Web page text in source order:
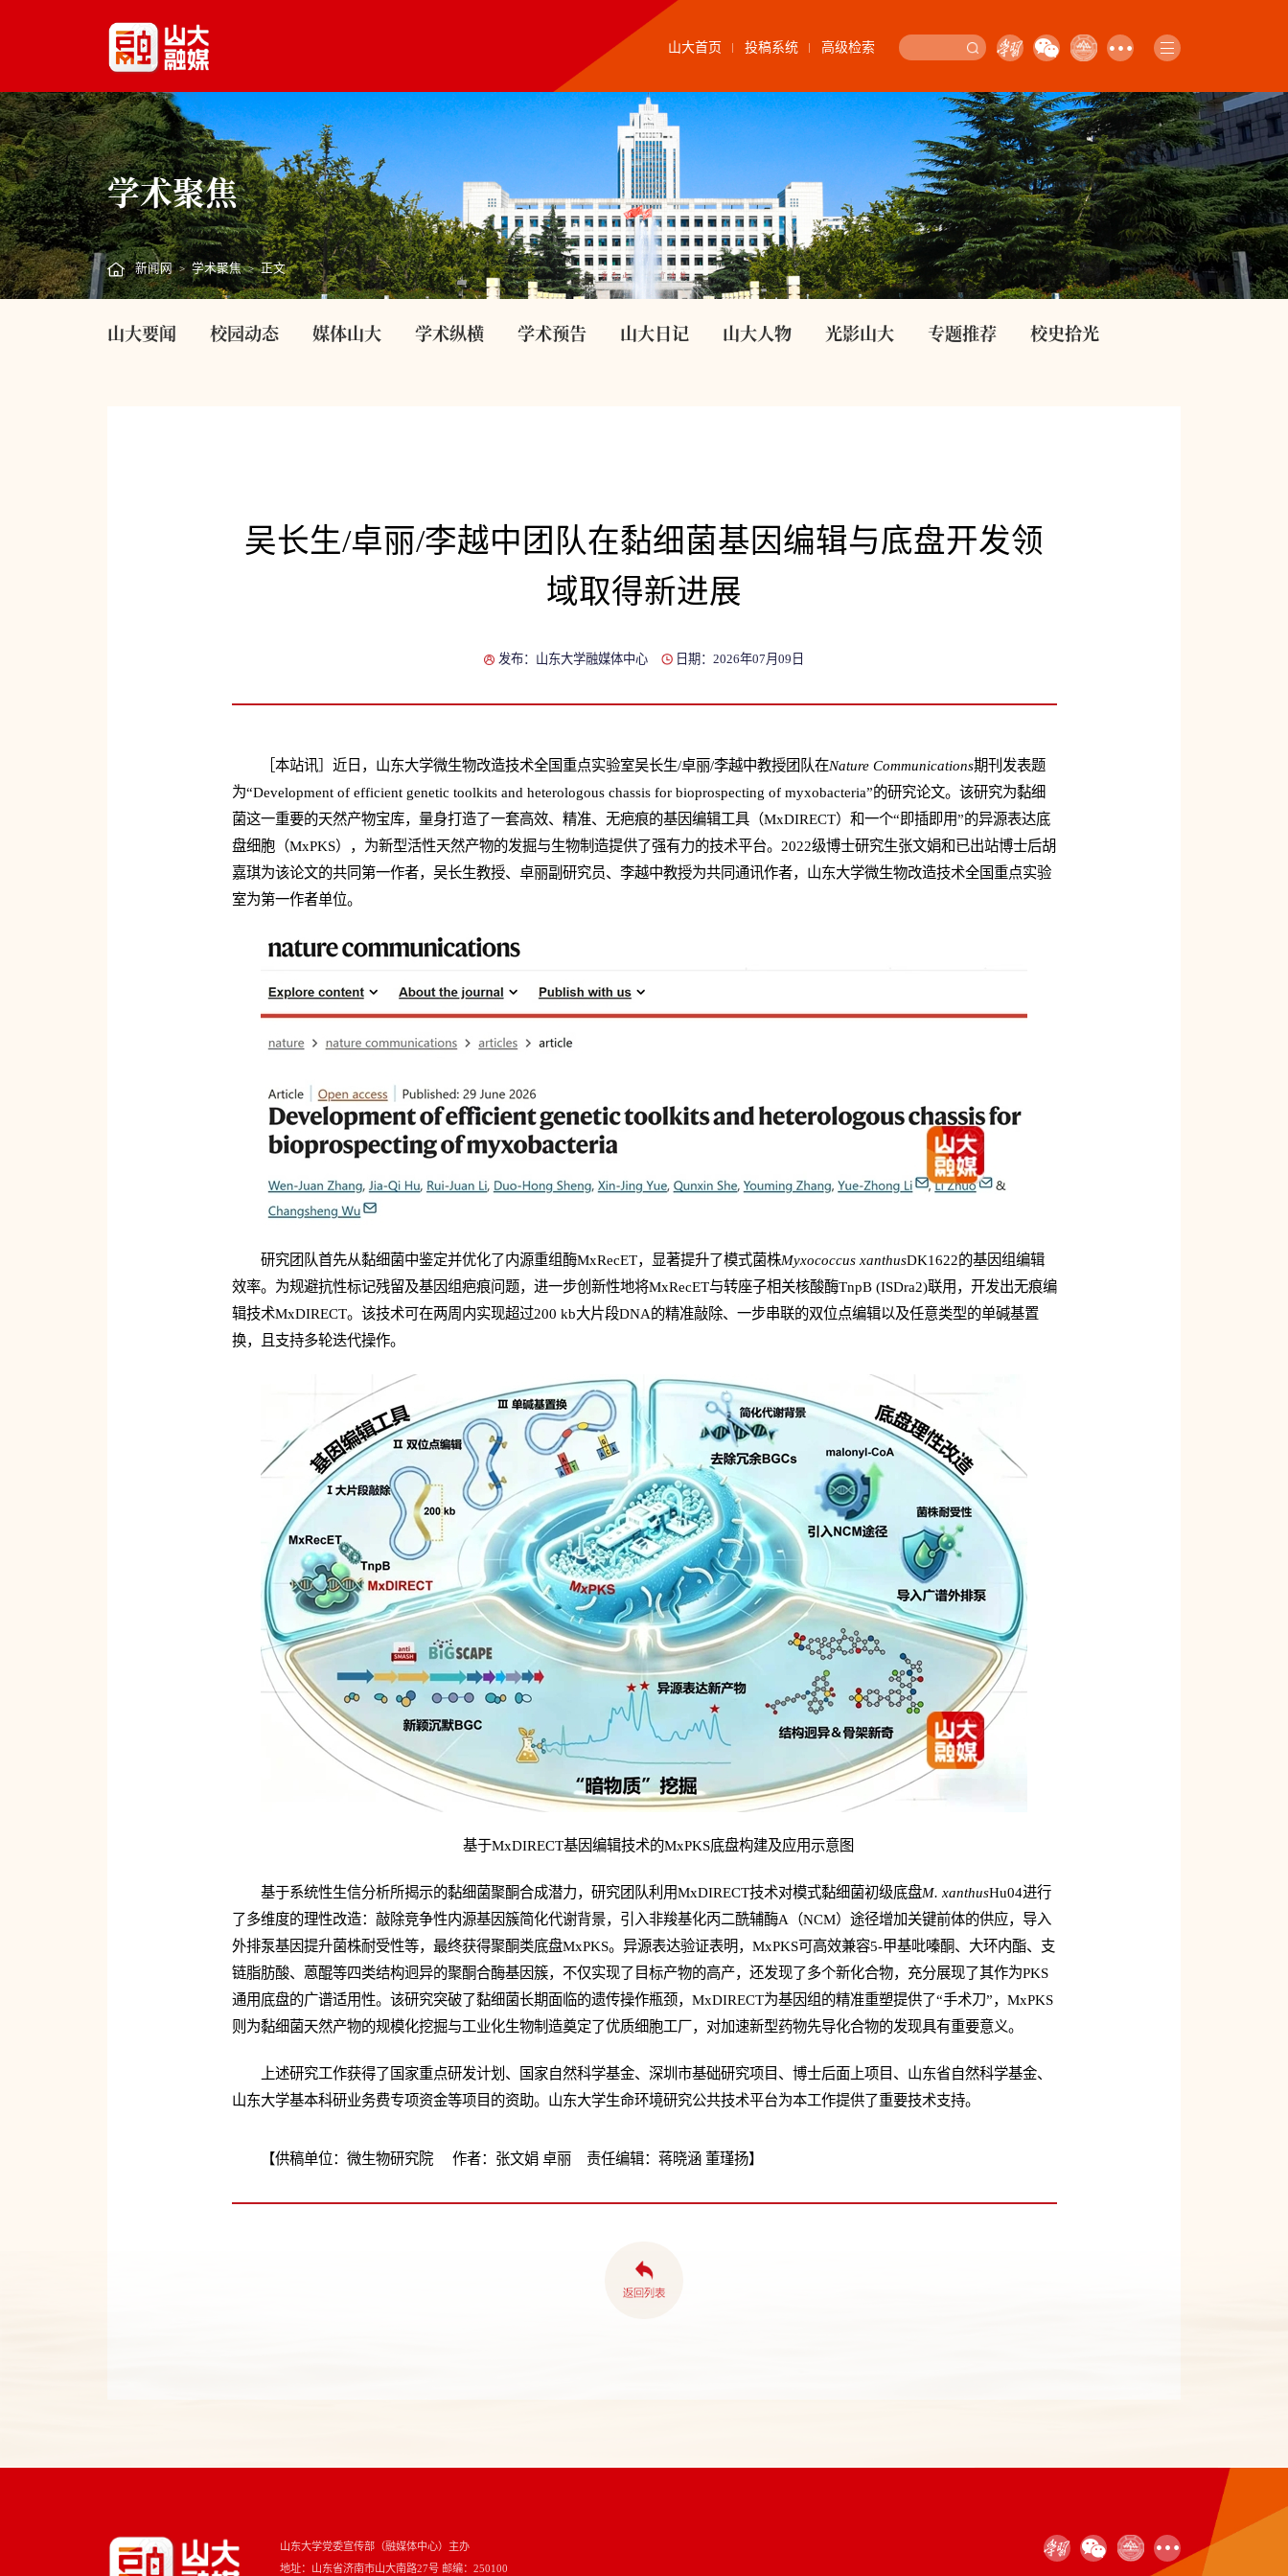
山大首页 投稿系统 高级检索
学术聚焦
新闻网 > 学术聚焦 > 正文
山大要闻 校园动态 媒体山大 学术纵横 学术预告 山大日记 山大人物 光影山大 专题推荐 校史拾光
吴长生/卓丽/李越中团队在黏细菌基因编辑与底盘开发领
域取得新进展
发布：山东大学融媒体中心 日期：2026年07月09日
［本站讯］近日，山东大学微生物改造技术全国重点实验室吴长生/卓丽/李越中教授团队在Nature Communications期刊发表题
为“Development of efficient genetic toolkits and heterologous chassis for bioprospecting of myxobacteria”的研究论文。该研究为黏细
菌这一重要的天然产物宝库，量身打造了一套高效、精准、无疤痕的基因编辑工具（MxDIRECT）和一个“即插即用”的异源表达底
盘细胞（MxPKS），为新型活性天然产物的发掘与生物制造提供了强有力的技术平台。2022级博士研究生张文娟和已出站博士后胡
嘉琪为该论文的共同第一作者，吴长生教授、卓丽副研究员、李越中教授为共同通讯作者，山东大学微生物改造技术全国重点实验
室为第一作者单位。
研究团队首先从黏细菌中鉴定并优化了内源重组酶MxRecET，显著提升了模式菌株Myxococcus xanthusDK1622的基因组编辑
效率。为规避抗性标记残留及基因组疤痕问题，进一步创新性地将MxRecET与转座子相关核酸酶TnpB (ISDra2)联用，开发出无痕编
辑技术MxDIRECT。该技术可在两周内实现超过200 kb大片段DNA的精准敲除、一步串联的双位点编辑以及任意类型的单碱基置
换，且支持多轮迭代操作。
基于MxDIRECT基因编辑技术的MxPKS底盘构建及应用示意图
基于系统性生信分析所揭示的黏细菌聚酮合成潜力，研究团队利用MxDIRECT技术对模式黏细菌初级底盘M. xanthusHu04进行
了多维度的理性改造：敲除竞争性内源基因簇简化代谢背景，引入非羧基化丙二酰辅酶A（NCM）途径增加关键前体的供应，导入
外排泵基因提升菌株耐受性等，最终获得聚酮类底盘MxPKS。异源表达验证表明，MxPKS可高效兼容5-甲基吡嗪酮、大环内酯、支
链脂肪酸、蒽醌等四类结构迥异的聚酮合酶基因簇，不仅实现了目标产物的高产，还发现了多个新化合物，充分展现了其作为PKS
通用底盘的广谱适用性。该研究突破了黏细菌长期面临的遗传操作瓶颈，MxDIRECT为基因组的精准重塑提供了“手术刀”，MxPKS
则为黏细菌天然产物的规模化挖掘与工业化生物制造奠定了优质细胞工厂，对加速新型药物先导化合物的发现具有重要意义。
上述研究工作获得了国家重点研发计划、国家自然科学基金、深圳市基础研究项目、博士后面上项目、山东省自然科学基金、
山东大学基本科研业务费专项资金等项目的资助。山东大学生命环境研究公共技术平台为本工作提供了重要技术支持。
【供稿单位：微生物研究院 作者：张文娟 卓丽 责任编辑：蒋晓涵 董瑾扬】
山东大学党委宣传部（融媒体中心）主办
地址：山东省济南市山大南路27号 邮编：250100